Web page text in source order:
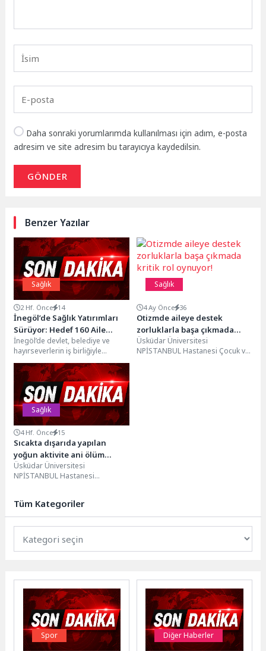
Daha sonraki yorumlarımda kullanılması için adım, e-posta
adresim ve site adresim bu tarayıcıya kaydedilsin.
GÖNDER
Benzer Yazılar
Sağlık
2 Hf. Önce 14
İnegöl’de Sağlık Yatırımları
Sürüyor: Hedef 160 Aile
Hekimi
İnegöl’de devlet, belediye ve
hayırseverlerin iş birliğiyle
başlatılan sağlık yatırımları
sürüyor. Tamamlanan, yapımı
devam eden...
Sağlık
4 Ay Önce 36
Otizmde aileye destek
zorluklarla başa çıkmada
kritik rol oynuyor!
Üsküdar Üniversitesi
NPİSTANBUL Hastanesi Çocuk ve
Sağlık
4 Hf. Önce 15
Sıcakta dışarıda yapılan
yoğun aktivite ani ölüm
riskini artırabiliyor!
Üsküdar Üniversitesi
NPİSTANBUL Hastanesi
dalgalarının kalp...
Tüm Kategoriler
Spor Diğer Haberler